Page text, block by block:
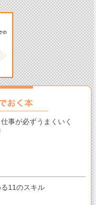
仕事が必ずうまくいく
11のスキル